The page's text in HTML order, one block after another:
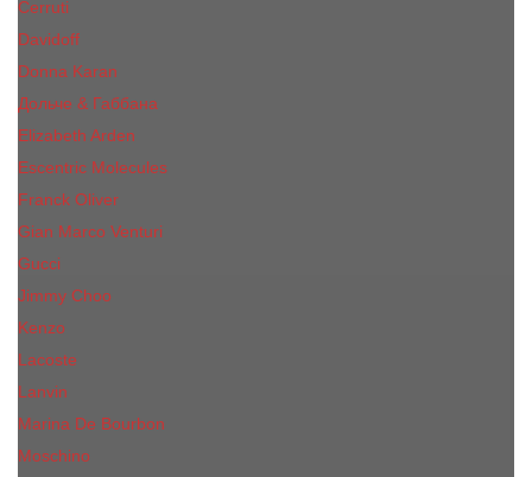
Cerruti
Davidoff
Donna Karan
Дольче & Габбана
Elizabeth Arden
Escentric Molecules
Franck Oliver
Gian Marco Venturi
Gucci
Jimmy Choo
Kenzo
Lacoste
Lanvin
Marina De Bourbon
Moschino